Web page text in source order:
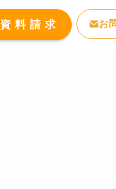
資 料 請 求 お